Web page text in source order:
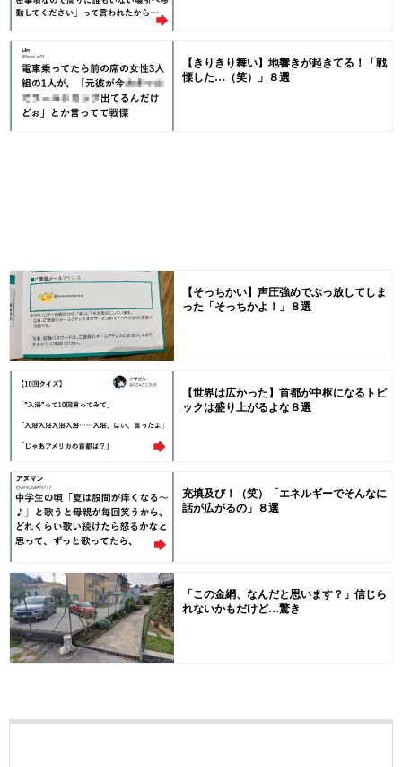
【きりきり舞い】地響きが起きてる！「戦
慄した…（笑）」８選
【そっちかい】声圧強めでぶっ放してしま
った「そっちかよ！」８選
【世界は広かった】首都が中枢になるトピ
ックは盛り上がるよな８選
充填及び！（笑）「エネルギーでそんなに
話が広がるの」８選
「この金網、なんだと思います？」信じら
れないかもだけど…驚き